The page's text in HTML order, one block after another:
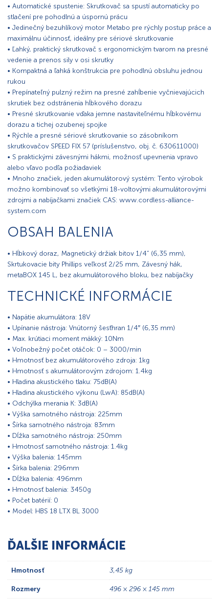
• Automatické spustenie: Skrutkovač sa spustí automaticky po
stlačení pre pohodlnú a úspornú prácu
• Jedinečný bezuhlíkový motor Metabo pre rýchly postup práce a
maximálnu účinnosť, ideálny pre sériové skrutkovanie
• Ľahký, praktický skrutkovač s ergonomickým tvarom na presné
vedenie a prenos sily v osi skrutky
• Kompaktná a ľahká konštrukcia pre pohodlnú obsluhu jednou
rukou
• Prepínateľný pulzný režim na presné zahĺbenie vyčnievajúcich
skrutiek bez odstránenia hĺbkového dorazu
• Presné skrutkovanie vďaka jemne nastaviteľnému hĺbkovému
dorazu a tichej ozubenej spojke
• Rýchle a presné sériové skrutkovanie so zásobníkom
skrutkovačov SPEED FIX 57 (príslušenstvo, obj. č. 630611000)
• S praktickými závesnými hákmi, možnosť upevnenia vpravo
alebo vľavo podľa požiadaviek
• Mnoho značiek, jeden akumulátorový systém: Tento výrobok
možno kombinovať so všetkými 18-voltovými akumulátorovými
zdrojmi a nabíjačkami značiek CAS: www.cordless-alliance-
system.com
OBSAH BALENIA
• Hĺbkový doraz, Magnetický držiak bitov 1/4“ (6,35 mm),
Skrtukovacie bity Phillips veľkosť 2/25 mm, Závesný hák,
metaBOX 145 L, bez akumulátorového bloku, bez nabíjačky
TECHNICKÉ INFORMÁCIE
• Napätie akumulátora: 18V
• Upínanie nástroja: Vnútorný šesťhran 1/4″ (6,35 mm)
• Max. krútiaci moment mäkký: 10Nm
• Voľnobežný počet otáčok: 0 – 3000/min
• Hmotnosť bez akumulátorového zdroja: 1kg
• Hmotnosť s akumulátorovým zdrojom: 1.4kg
• Hladina akustického tlaku: 75dB(A)
• Hladina akustického výkonu (LwA): 85dB(A)
• Odchýlka merania K: 3dB(A)
• Výška samotného nástroja: 225mm
• Šírka samotného nástroja: 83mm
• Dĺžka samotného nástroja: 250mm
• Hmotnosť samotného nástroja: 1.4kg
• Výška balenia: 145mm
• Šírka balenia: 296mm
• Dĺžka balenia: 496mm
• Hmotnosť balenia: 3450g
• Počet batérií: 0
• Model: HBS 18 LTX BL 3000
ĎALŠIE INFORMÁCIE
Hmotnosť 3,45 kg
Rozmery 496 × 296 × 145 mm